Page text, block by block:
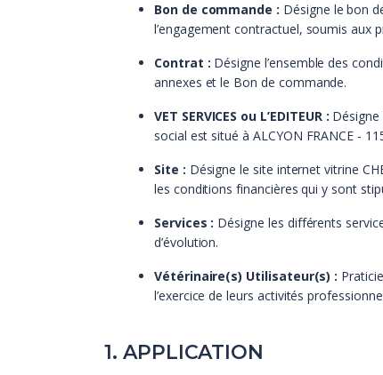
Bon de commande : Désigne le bon
l’engagement contractuel, soumis aux
Contrat : Désigne l’ensemble des
annexes et le Bon de commande.
VET SERVICES ou L’EDITEUR :
social est situé à ALCYON FRANCE -
Site : Désigne le site internet vitrine
les conditions financières qui y sont
Services : Désigne les différents
d’évolution.
Vétérinaire(s) Utilisateur(s) :
l’exercice de leurs activités
1. APPLICATION